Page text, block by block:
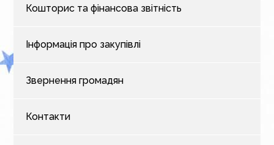
Кошторис та фінансова звітність
Інформація про закупівлі
Звернення громадян
Контакти